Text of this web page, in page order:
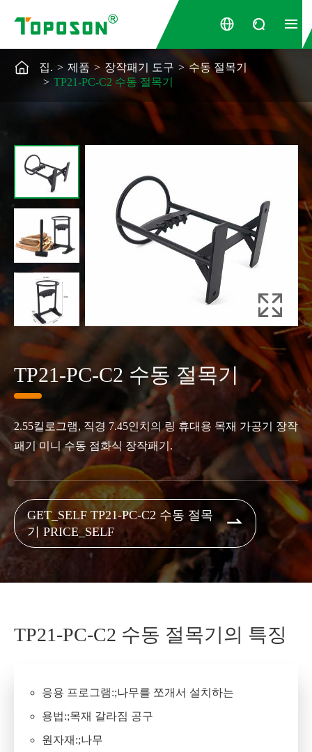
  

TP21-PC-C2 수동 절목기
2.55킬로그램, 직경 7.45인치의 링 휴대용 목재 가공기 장작
패기 미니 수동 점화식 장작패기.
GET_SELF TP21-PC-C2 수동 절목
기 PRICE_SELF

 집. 제품 장작패기 도구
수동 절목기
TP21-PC-C2 수동 절목기
TP21-PC-C2 수동 절목기의 특징
응용 프로그램:;나무를 쪼개서 설치하는
용법:;목재 갈라짐 공구
원자재:;나무